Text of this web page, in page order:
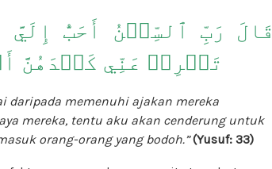
قَالَ رَبِّ ٱلسِّجۡنُ أَحَبُّ
تَصۡرِفۡ عَنِّي كَيۡدَهُنَّ
daripada memenuhi ajakan mereka
mereka, tentu aku akan cenderung untuk
orang-orang yang bodoh.” (Yusuf: 33)